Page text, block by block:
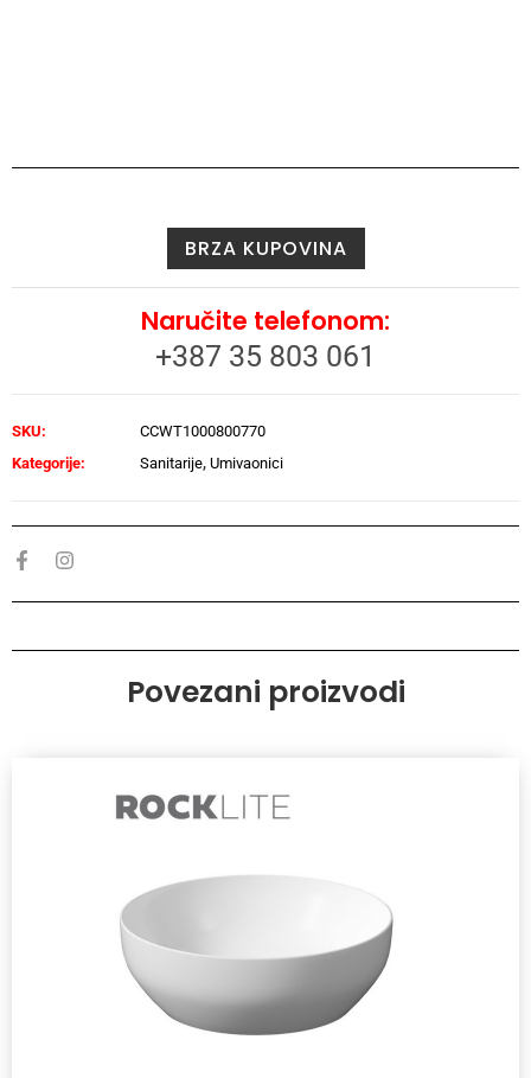
BRZA KUPOVINA
Naručite telefonom:
+387 35 803 061
SKU:
CCWT1000800770
Kategorije:
Sanitarije, Umivaonici
Povezani proizvodi